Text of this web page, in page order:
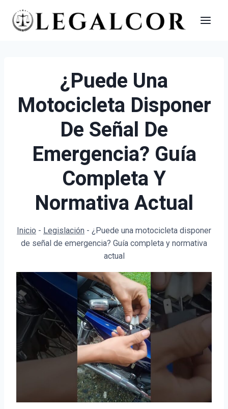
Saltar
¿Puede Una
Motocicleta Disponer
De Señal De
Emergencia? Guía
Completa Y
Normativa Actual
Inicio - Legislación - ¿Puede una motocicleta disponer
de señal de emergencia? Guía completa y normativa
actual